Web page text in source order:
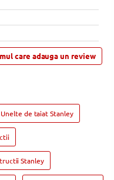
care adauga un review
Unelte de taiat Stanley
Stanley